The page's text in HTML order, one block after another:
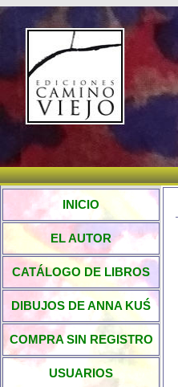
INICIO
EL AUTOR
CATÁLOGO DE LIBROS
DIBUJOS DE ANNA KUŚ
COMPRA SIN REGISTRO
USUARIOS